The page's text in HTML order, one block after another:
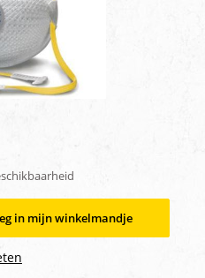
in mijn winkelmandje